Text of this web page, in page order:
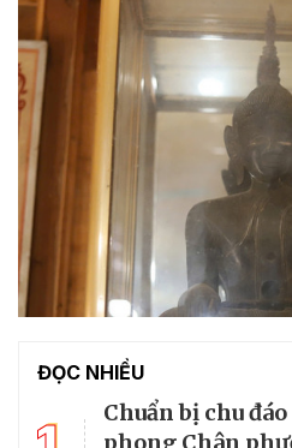
ĐỌC NHIỀU
Chuẩn bị chu